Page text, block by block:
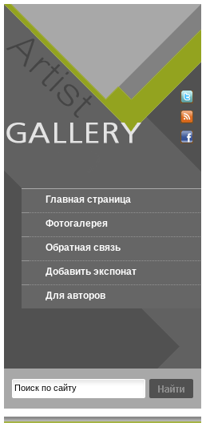
Главная страница
Фотогалерея
Обратная связь
Добавить экспонат
Для авторов